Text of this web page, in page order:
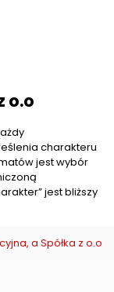
o.o
charakteru
jest wybór
jest bliższy
a Spółka z o.o